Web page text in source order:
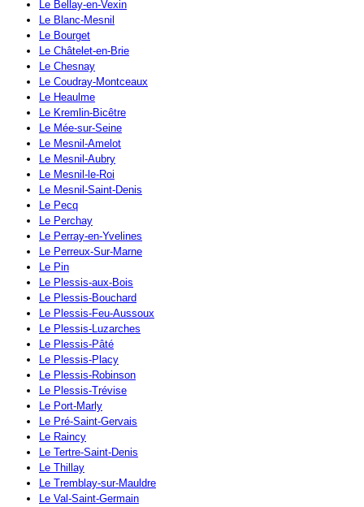
Le Bellay-en-Vexin
Le Blanc-Mesnil
Le Bourget
Le Châtelet-en-Brie
Le Chesnay
Le Coudray-Montceaux
Le Heaulme
Le Kremlin-Bicêtre
Le Mée-sur-Seine
Le Mesnil-Amelot
Le Mesnil-Aubry
Le Mesnil-le-Roi
Le Mesnil-Saint-Denis
Le Pecq
Le Perchay
Le Perray-en-Yvelines
Le Perreux-Sur-Marne
Le Pin
Le Plessis-aux-Bois
Le Plessis-Bouchard
Le Plessis-Feu-Aussoux
Le Plessis-Luzarches
Le Plessis-Pâté
Le Plessis-Placy
Le Plessis-Robinson
Le Plessis-Trévise
Le Port-Marly
Le Pré-Saint-Gervais
Le Raincy
Le Tertre-Saint-Denis
Le Thillay
Le Tremblay-sur-Mauldre
Le Val-Saint-Germain